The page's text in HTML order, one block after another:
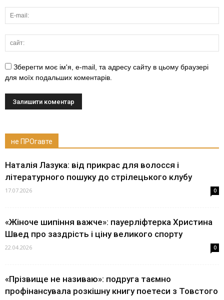
Зберегти моє ім'я, e-mail, та адресу сайту в цьому браузері
для моїх подальших коментарів.
не ПРОгавте
Наталія Лазука: від прикрас для волосся і
літературного пошуку до стрілецького клубу
17.07.2026 0
«Жіноче шипіння важче»: пауерліфтерка Христина
Швед про заздрість і ціну великого спорту
22.04.2026 0
«Прізвище не називаю»: подруга таємно
профінансувала розкішну книгу поетеси з Товстого